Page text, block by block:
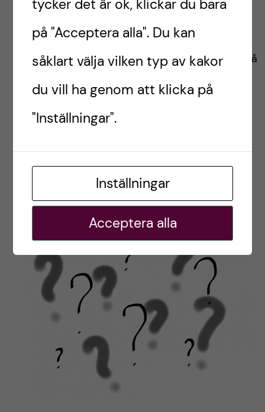
inte riktigt hur det går till? Är
utbytesdrömmarna just det, bara drömmar? Då
Alireza, Singapore
FÖRBEREDELSER PRAKTISKT
oktober 22, 2024 0
tycker det är ok, klickar du bara
på "Acceptera alla". Du kan
såklart välja vilken typ av kakor
du vill ha genom att klicka på
"Inställningar".
Inställningar
Acceptera alla